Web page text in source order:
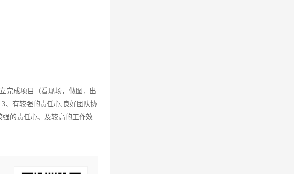
完成项目（看现场，做图，出
、有较强的责任心,良好团队协
的责任心、及较高的工作效